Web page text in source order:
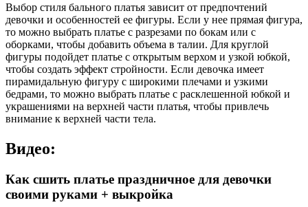
Выбор стиля бального платья зависит от предпочтений
девочки и особенностей ее фигуры. Если у нее прямая фигура,
то можно выбрать платье с разрезами по бокам или с
оборками, чтобы добавить объема в талии. Для круглой
фигуры подойдет платье с открытым верхом и узкой юбкой,
чтобы создать эффект стройности. Если девочка имеет
пирамидальную фигуру с широкими плечами и узкими
бедрами, то можно выбрать платье с расклешенной юбкой и
украшениями на верхней части платья, чтобы привлечь
внимание к верхней части тела.
Видео:
Как сшить платье праздничное для девочки
своими руками + выкройка